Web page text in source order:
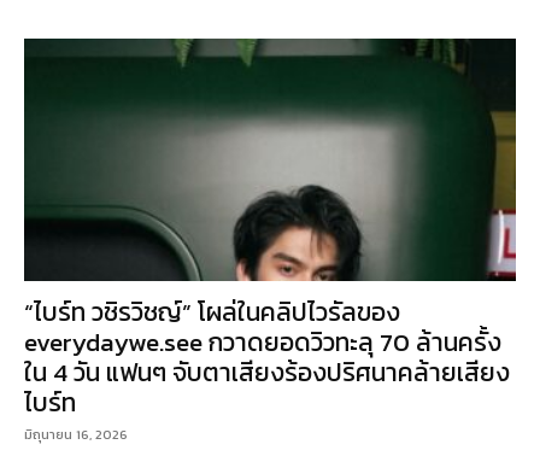
“ไบร์ท วชิรวิชญ์” โผล่ในคลิปไวรัลของ
everydaywe.see กวาดยอดวิวทะลุ 70 ล้านครั้ง
ใน 4 วัน แฟนๆ จับตาเสียงร้องปริศนาคล้ายเสียง
ไบร์ท
มิถุนายน 16, 2026